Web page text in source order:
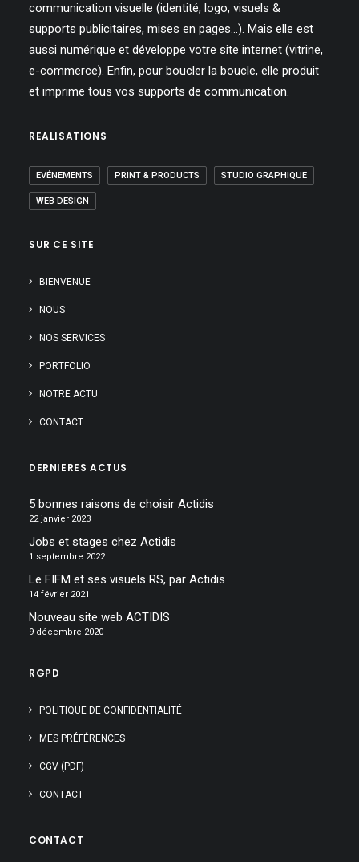
communication visuelle (identité, logo, visuels &
supports publicitaires, mises en pages…). Mais elle est
aussi numérique et développe votre site internet (vitrine,
e-commerce). Enfin, pour boucler la boucle, elle produit
et imprime tous vos supports de communication.
REALISATIONS
EVÉNEMENTS PRINT & PRODUCTS STUDIO GRAPHIQUE
WEB DESIGN
SUR CE SITE
BIENVENUE
NOUS
NOS SERVICES
PORTFOLIO
NOTRE ACTU
CONTACT
DERNIERES ACTUS
5 bonnes raisons de choisir Actidis
22 janvier 2023
Jobs et stages chez Actidis
1 septembre 2022
Le FIFM et ses visuels RS, par Actidis
14 février 2021
Nouveau site web ACTIDIS
9 décembre 2020
RGPD
POLITIQUE DE CONFIDENTIALITÉ
MES PRÉFÉRENCES
CGV (PDF)
CONTACT
CONTACT